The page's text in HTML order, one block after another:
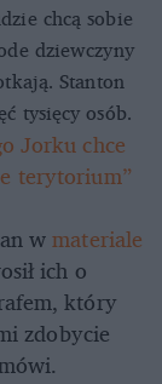
chcą sobie
dziewczyny
Stanton
tysięcy osób.
Jorku chce
terytorium”
wmateriale
ich o
który
zdobycie